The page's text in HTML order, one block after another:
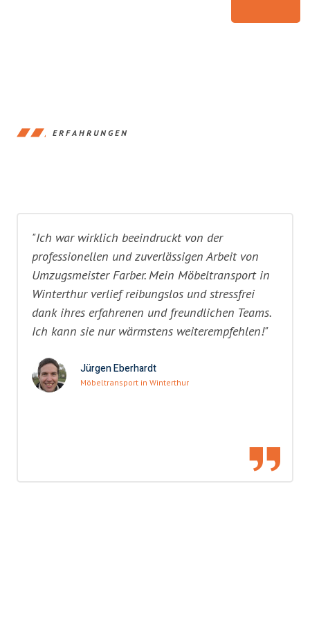
ERFAHRUNGEN
"Ich war wirklich beeindruckt von der
professionellen und zuverlässigen Arbeit von
Umzugsmeister Farber. Mein Möbeltransport in
Winterthur verlief reibungslos und stressfrei
dank ihres erfahrenen und freundlichen Teams.
Ich kann sie nur wärmstens weiterempfehlen!"
Jürgen Eberhardt
Möbeltransport in Winterthur